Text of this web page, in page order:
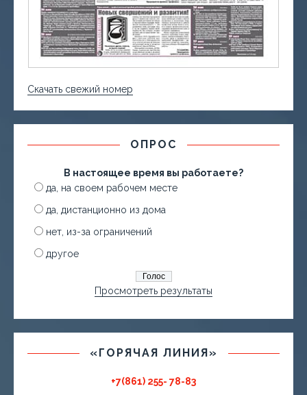
Скачать свежий номер
ОПРОС
В настоящее время вы работаете?
да, на своем рабочем месте
да, дистанционно из дома
нет, из-за ограничений
другое
Просмотреть результаты
«ГОРЯЧАЯ ЛИНИЯ»
+7(861) 255- 78-83